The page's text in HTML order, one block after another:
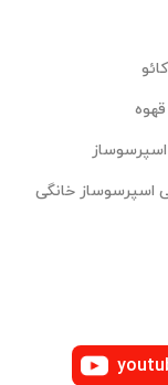
قهوه
اسپرسوساز خانگی